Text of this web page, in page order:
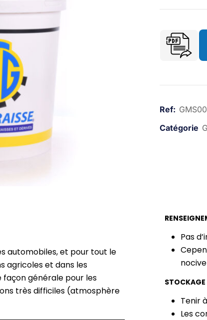
automobiles, et pour tout le
agricoles et dans les
façon générale pour les
très difficiles (atmosphère
Pas
Tenir
Les